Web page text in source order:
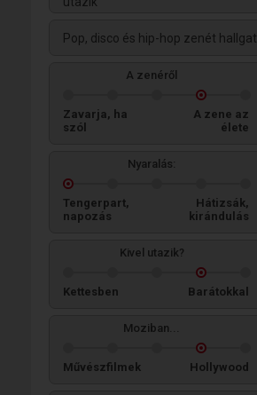
Pop, disco és hip-hop zenét hallgat
A zenéről
Zavarja, ha
szól
A zene az
élete
Nyaralás:
Tengerpart,
napozás
Hátizsák,
kirándulás
Kivel utazik?
Kettesben Barátokkal
Moziban...
Művészfilmek Hollywood